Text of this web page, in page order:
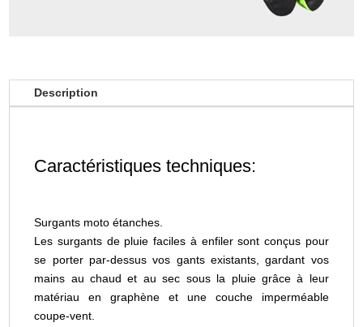
Description
Caractéristiques techniques:
Surgants moto étanches.
Les surgants de pluie faciles à enfiler sont conçus pour
se porter par-dessus vos gants existants, gardant vos
mains au chaud et au sec sous la pluie grâce à leur
matériau en graphène et une couche imperméable
coupe-vent.